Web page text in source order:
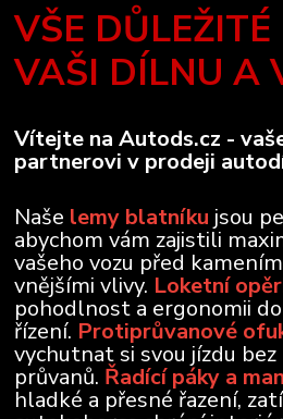
VŠE DŮLEŽITÉ
VAŠI DÍLNU A
Vítejte na Autods.cz -
partnerovi v prodeji
Naše lemy blatníku jsou
abychom vám zajistili
vašeho vozu před
vnějšími vlivy. Loketní
pohodlnost a ergonomii
řízení. Protiprůvanové
vychutnat si svou jízdu
průvanů. Řadící páky a
hladké a přesné řazení,